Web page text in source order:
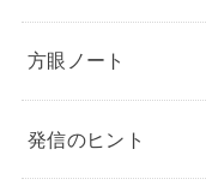
方眼ノート
発信のヒント